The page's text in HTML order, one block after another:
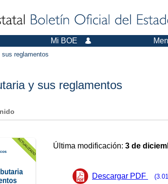
Mi BOE
sus reglamentos
y sus reglamentos
Última modificación:3 de
Descargar PDF